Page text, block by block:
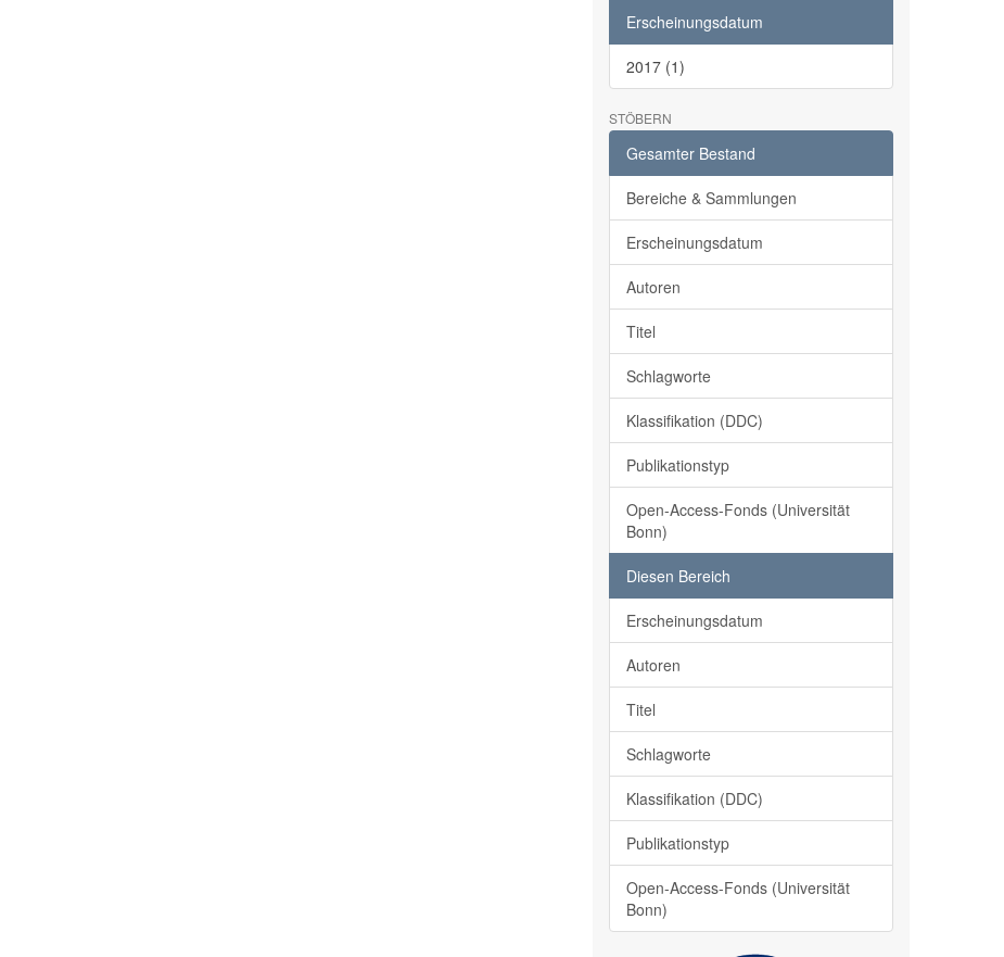
Erscheinungsdatum
2017 (1)
STÖBERN
Gesamter Bestand
Bereiche & Sammlungen
Erscheinungsdatum
Autoren
Titel
Schlagworte
Klassifikation (DDC)
Publikationstyp
Open-Access-Fonds (Universität
Bonn)
Diesen Bereich
Erscheinungsdatum
Autoren
Titel
Schlagworte
Klassifikation (DDC)
Publikationstyp
Open-Access-Fonds (Universität
Bonn)